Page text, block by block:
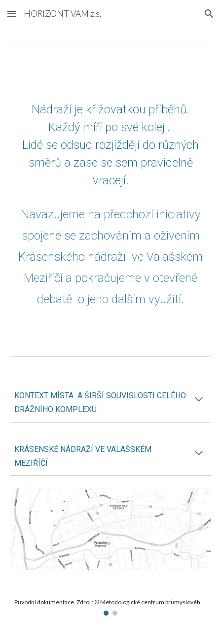
Skip to main content Skip to navigation
HORIZONT VAM z.s.
Nádraží je křižovatkou příběhů.
Každý míří po své koleji.
Lidé se odsud rozjíždějí do různých
směrů a zase se sem pravidelně
vracejí.
Navazujeme na předchozí iniciativy
spojené se zachováním a oživením
Krásenského nádraží ve Valašském
Meziříčí a pokračujeme v otevřené
debatě o jeho dalším využití.
KONTEXT MÍSTA A ŠIRŠÍ SOUVISLOSTI CELÉHO
DRÁŽNÍHO KOMPLEXU
KRÁSENSKÉ NÁDRAŽÍ VE VALAŠSKÉM
MEZIŘÍČÍ
Původní dokumentace. Zdroj : © Metodologické centrum průmyslového dědictví